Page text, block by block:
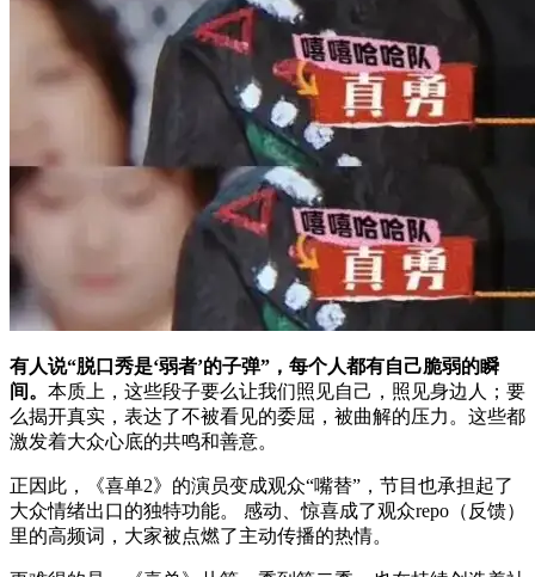
有人说“脱口秀是‘弱者’的子弹”，每个人都有自己脆弱的瞬
间。 本质上，这些段子要么让我们照见自己，照见身边人；要
么揭开真实，表达了不被看见的委屈，被曲解的压力。这些都
激发着大众心底的共鸣和善意。
正因此，《喜单2》的演员变成观众“嘴替”，节目也承担起了
大众情绪出口的独特功能。 感动、惊喜成了观众repo（反馈）
里的高频词，大家被点燃了主动传播的热情。